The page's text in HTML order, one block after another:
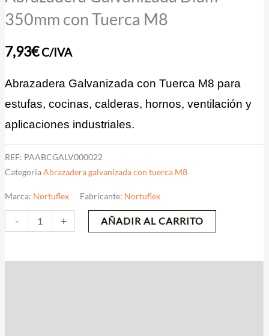
350mm con Tuerca M8
7,93€C/IVA
Abrazadera Galvanizada con Tuerca M8 para
estufas, cocinas, calderas, hornos, ventilación y
aplicaciones industriales.
REF: PAABCGALV000022
CategoriaAbrazadera galvanizada con tuerca M8
Marca: Nortuflex Fabricante: Nortuflex
-
con
M8
+ AÑADIR AL CARRITO